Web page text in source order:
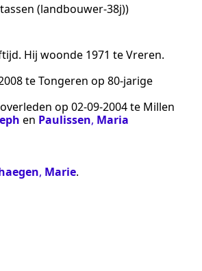
(landbouwer-38j))
Hij woonde 1971 teVreren.
teTongeren op 80-jarige
op 02‑09‑2004te Millen
en Paulissen, Maria
, Marie.